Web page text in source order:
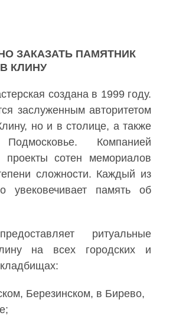
ЗАКАЗАТЬ ПАМЯТНИК
КЛИНУ
создана в 1999 году.
заслуженным авторитетом
но и в столице, а также
Компанией
проекты сотен мемориалов
сложности. Каждый из
увековечивает память об
ритуальные
на всех городских и
Березинском, в Бирево,